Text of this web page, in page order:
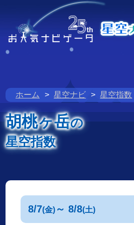
ホーム 星空ナビ 星空指数
胡桃ヶ岳の
星空指数
8/7(金) ～ 8/8(土)